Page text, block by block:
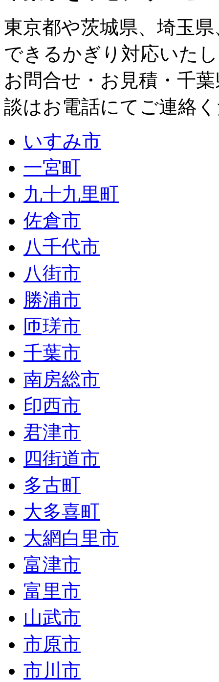
東京都や茨城県、 埼玉県
できるかぎり対応いた
お問合せ・お見積・千
談はお電話にてご連絡
いすみ市
一宮町
九十九里町
佐倉市
八千代市
八街市
勝浦市
匝瑳市
千葉市
南房総市
印西市
君津市
四街道市
多古町
大多喜町
大網白里市
富津市
富里市
山武市
市原市
市川市